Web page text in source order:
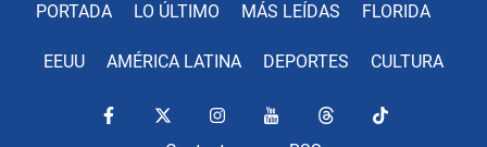
PORTADA LO ÚLTIMO MÁS LEÍDAS FLORIDA
EEUU AMÉRICA LATINA DEPORTES CULTURA